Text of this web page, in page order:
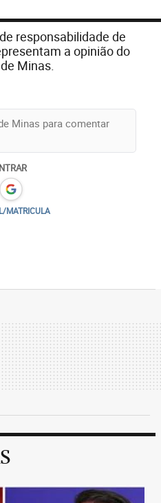
responsabilidade de
a opinião do
Minas.
MATRICULA